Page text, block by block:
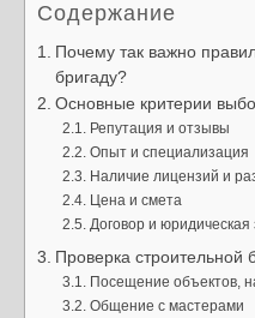
Содержание
Почему так важно
бригаду?
Основные критерии
Репутация и отзывы
Опыт и специализация
Наличие лицензий и
Цена и смета
Договор и
Проверка строительной
Посещение объектов,
Общение с мастерами